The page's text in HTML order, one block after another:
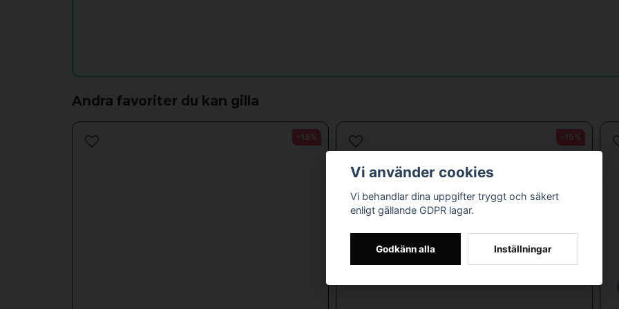
Ja, ni får publicera min fråga
Skicka fråga
Andra favoriter du kan gilla
-15% -15%
Vi använder cookies
Vi behandlar dina uppgifter tryggt och säkert
enligt gällande GDPR lagar.
Godkänn alla Inställningar